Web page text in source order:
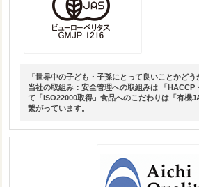
「世界中の子ども・子孫にとって良いことかど
当社の取組み：安全管理への取組みは 「HACCP
て「ISO22000取得」食品へのこだわりは「有機
繋がっています。